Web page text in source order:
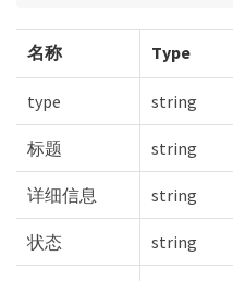
名称 Type
type string
标题 string
详细信息 string
状态 string